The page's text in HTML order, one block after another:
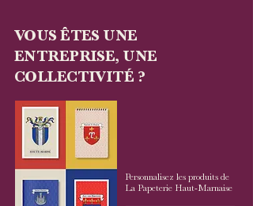
VOUS ÊTES UNE
ENTREPRISE, UNE
COLLECTIVITÉ ?
Personnalisez les produits de
La Papeterie Haut-Marnaise​